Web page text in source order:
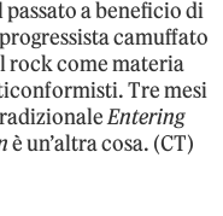
a beneficio di
camuffato
rock come materia
Tre mesi
Entering
è un’altra cosa. (CT)